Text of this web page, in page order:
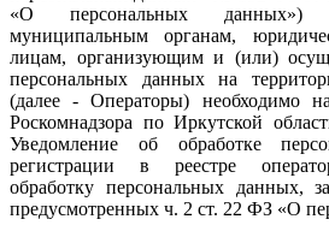
«О персональных данных»)
муниципальным органам,
лицам, организующим и (или)
персональных данных на
(далее - Операторы) необходимо
Роскомнадзора по Иркутской
Уведомление об обработке
регистрации в реестре
обработку персональных данных,
предусмотренных ч. 2 ст. 22 ФЗ «О